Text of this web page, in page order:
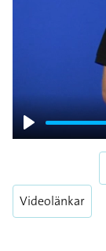
Play
Videolänkar